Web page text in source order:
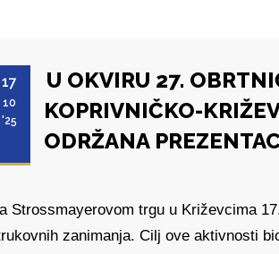
17
10
'25
U OKVIRU 27.
KOPRIVNIČKO-
ODRŽANA
Strossmayerovom trgu u Križevcima
zanimanja. Cilj ove aktivnosti